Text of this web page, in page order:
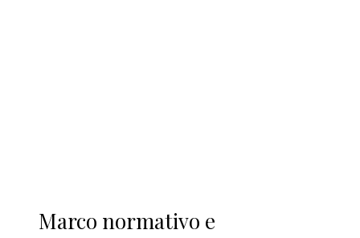
Marco normativo e